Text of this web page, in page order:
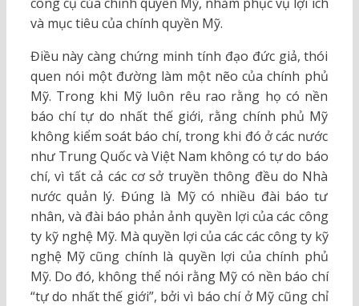
và mục tiêu của chính quyền Mỹ.
Điều này càng chứng minh tính đạo đức giả, thói
quen nói một đường làm một nẽo của chính phủ
Mỹ. Trong khi Mỹ luôn rêu rao rằng họ có nền
báo chí tự do nhất thế giới, rằng chính phủ Mỹ
không kiểm soát báo chí, trong khi đó ở các nước
như Trung Quốc và Việt Nam không có tự do báo
chí, vì tất cả các cơ sở truyền thông đều do Nhà
nước quản lý. Đúng là Mỹ có nhiều đài báo tư
nhân, và đài báo phản ảnh quyền lợi của các công
ty kỹ nghệ Mỹ. Mà quyền lợi của các các công ty kỹ
nghệ Mỹ cũng chính là quyền lợi của chính phủ
Mỹ. Do đó, không thể nói rằng Mỹ có nền báo chí
“tự do nhất thế giới”, bởi vì báo chí ở Mỹ cũng chỉ